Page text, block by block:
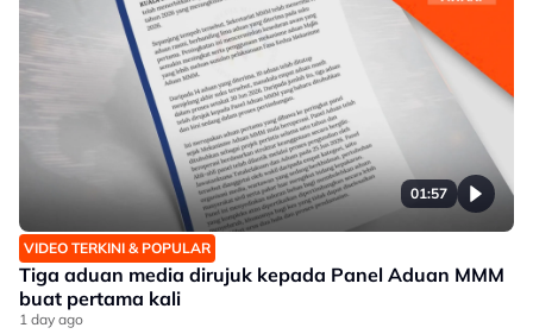
01:57
VIDEO TERKINI & POPULAR
Tiga aduan media dirujuk kepada Panel Aduan MMM
buat pertama kali
1 day ago